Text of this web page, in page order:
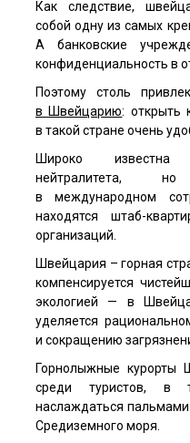
Как следствие,
собой одну из самых
А банковские
конфиденциальность в
Поэтому столь
в Швейцарию: открыть
в такой стране очень
Широко известна
нейтралитета,
в международном
находятся штаб-
организаций.
Швейцария – горная
компенсируется
экологией — в
уделяется
и сокращению
Горнолыжные курорты
среди туристов,
наслаждаться
Средиземного моря.